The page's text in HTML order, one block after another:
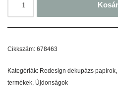
Cikkszám: 678463
Kategóriák: Redesign dekupázs papírok,
termékek, Újdonságok